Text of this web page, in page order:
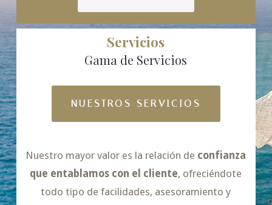
Servicios
Gama de Servicios
NUESTROS SERVICIOS
Nuestro mayor valor es la relación de confianza
que entablamos con el cliente, ofreciéndote
todo tipo de facilidades, asesoramiento y